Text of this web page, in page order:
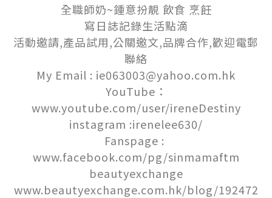
全職師奶~鍾意扮靚 飲食 烹飪
寫日誌記錄生活點滴
活動邀請,產品試用,公關邀文,品牌合作,歡迎電郵
聯絡
My Email : ie063003@yahoo.com.hk
YouTube：
www.youtube.com/user/ireneDestiny
instagram :irenelee630/
Fanspage :
www.facebook.com/pg/sinmamaftm
beautyexchange
www.beautyexchange.com.hk/blog/192472